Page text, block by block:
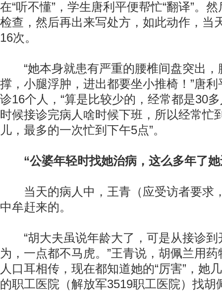
在“听不懂”，学生唐利平便帮忙“翻译”。
检查，然后再出来写处方，如此动作，当
16次。
“她本身就患有严重的腰椎间盘突出，
撑，小腿浮肿，进出都要坐小推椅！”唐
诊16个人，“算是比较少的，经常都是30
时候接诊完病人啥时候下班，所以经常忙
儿，最多的一次忙到下午5点”。
“公婆年轻时找她治病，这么多年了
当天的病人中，王青（应受访者要求
中牟赶来的。
“胡大夫虽说年龄大了，可是从接诊到
为，一点都不马虎。”王青说，胡佩兰用
人口耳相传，现在都知道她的“厉害”，她
的职工医院（解放军3519职工医院）找胡